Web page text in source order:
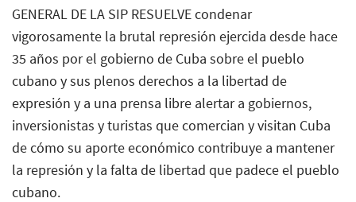
GENERAL DE LA SIP RESUELVE condenar
vigorosamente la brutal represión ejercida desde hace
35 años por el gobierno de Cuba sobre el pueblo
cubano y sus plenos derechos a la libertad de
expresión y a una prensa libre alertar a gobiernos,
inversionistas y turistas que comercian y visitan Cuba
de cómo su aporte económico contribuye a mantener
la represión y la falta de libertad que padece el pueblo
cubano.